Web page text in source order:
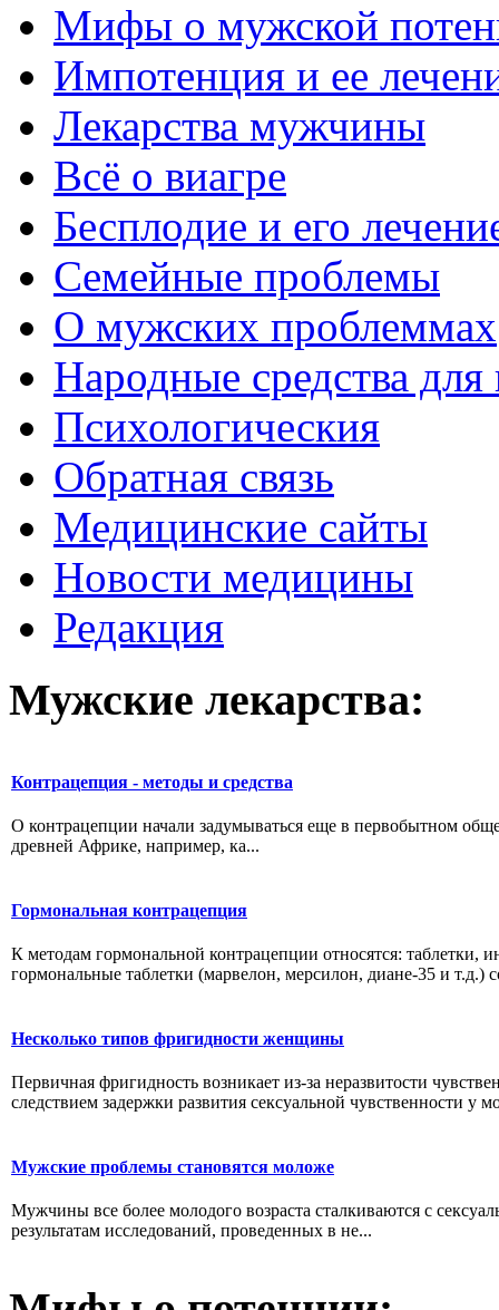
Мифы о мужской
Импотенция и ее
Лекарства мужчины
Всё о виагре
Бесплодие и его
Семейные проблемы
О мужских проблеммах
Народные средства
Психологическия
Обратная связь
Медицинские сайты
Новости медицины
Редакция
Мужские лекарства:
Контрацепция - методы и средства
О контрацепции начали задумываться еще в первобытном
древней Африке, например, ка...
Гормональная контрацепция
К методам гормональной контрацепции относятся: таблетки,
гормональные таблетки (марвелон, мерсилон, диане-35 и т.д.)
Несколько типов фригидности женщины
Первичная фригидность возникает из-за неразвитости
следствием задержки развития сексуальной чувственности
Мужские проблемы становятся моложе
Мужчины все более молодого возраста сталкиваются с
результатам исследований, проведенных в не...